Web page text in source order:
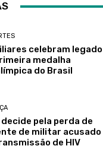
celebram legado
medalha
do Brasil
decide pela perda de
de militar acusado
de HIV